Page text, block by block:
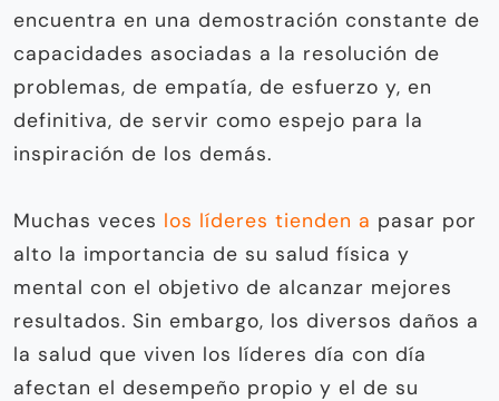
encuentra en una demostración constante de
capacidades asociadas a la resolución de
problemas, de empatía, de esfuerzo y, en
definitiva, de servir como espejo para la
inspiración de los demás.
Muchas veces los líderes tienden a pasar por
alto la importancia de su salud física y
mental con el objetivo de alcanzar mejores
resultados. Sin embargo, los diversos daños a
la salud que viven los líderes día con día
afectan el desempeño propio y el de su